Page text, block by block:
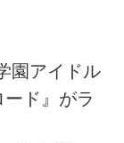
園アイドル
ド』がラ